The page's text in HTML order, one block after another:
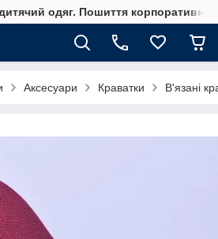
одяг. Пошиття
Аксесуари Краватки В'язані